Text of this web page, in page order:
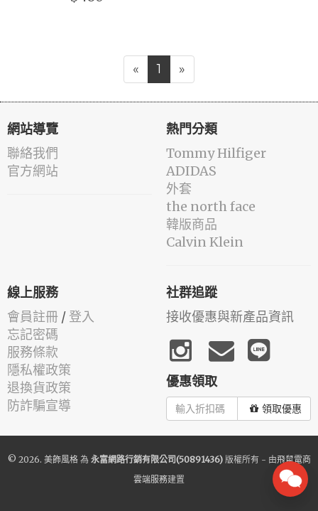
« 1 »
網站導覽
聯絡我們
官方網站
熱門分類
Tommy Hilfiger
ADIDAS
外套
the north face
韓版商品
Calvin Klein
線上服務
會員註冊 / 登入
忘記密碼
服務條款
隱私權政策
退換貨政策
防詐騙宣導
社群追蹤
接收優惠與新產品資訊
優惠領取
領取優惠
© 2026. 美飾風格為 永富網路行銷有限公司(50891436)版權所有 - 由飛鼠電商
雲端服務建置